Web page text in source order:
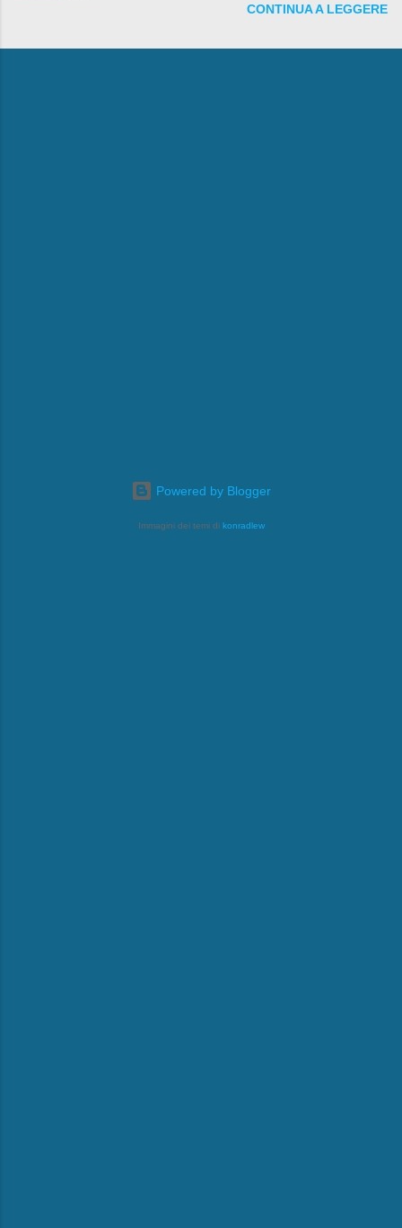
e la Befana, visto il lieto epilogo della vicenda.
CONTINUA A LEGGERE
Powered by Blogger
Immagini dei temi di konradlew